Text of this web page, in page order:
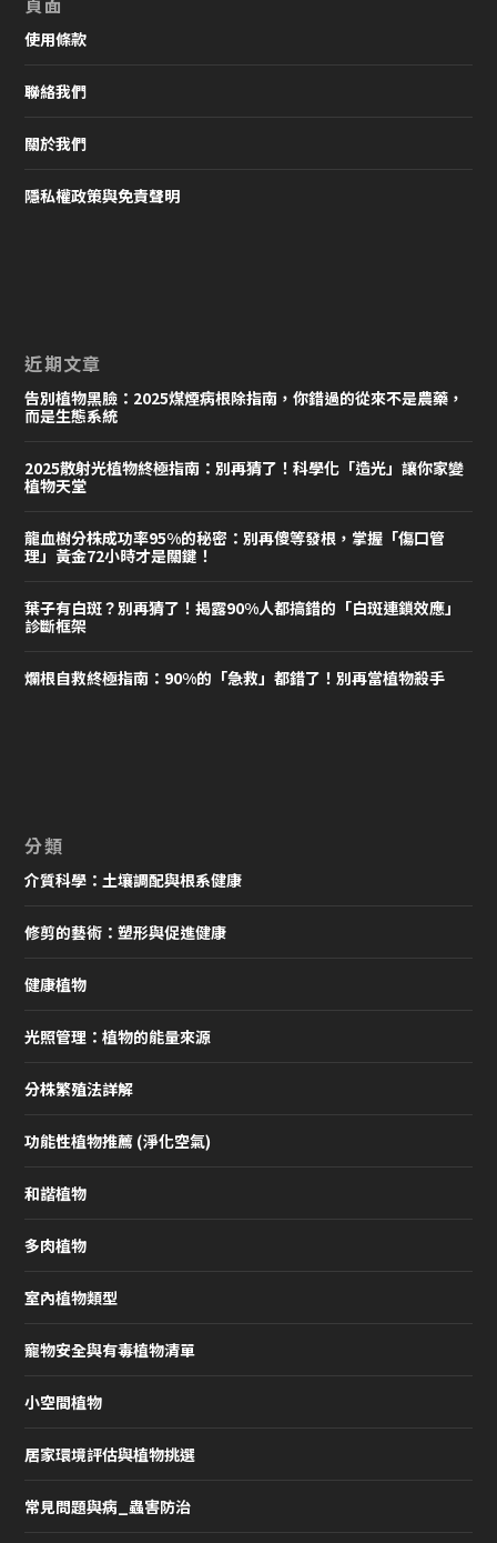
使用條款
聯絡我們
關於我們
隱私權政策與免責聲明
近期文章
告別植物黑臉：2025煤煙病根除指南，你錯過的從來不是農藥，
而是生態系統
2025散射光植物終極指南：別再猜了！科學化「造光」讓你家變
植物天堂
龍血樹分株成功率95%的秘密：別再傻等發根，掌握「傷口管
理」黃金72小時才是關鍵！
葉子有白斑？別再猜了！揭露90%人都搞錯的「白斑連鎖效應」
診斷框架
爛根自救終極指南：90%的「急救」都錯了！別再當植物殺手
分類
介質科學：土壤調配與根系健康
修剪的藝術：塑形與促進健康
健康植物
光照管理：植物的能量來源
分株繁殖法詳解
功能性植物推薦 (淨化空氣)
和諧植物
多肉植物
室內植物類型
寵物安全與有毒植物清單
小空間植物
居家環境評估與植物挑選
常見問題與病_蟲害防治